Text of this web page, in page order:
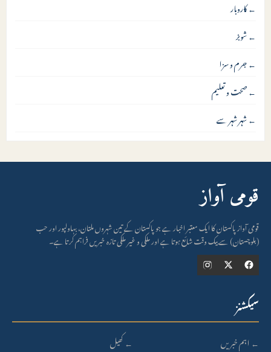
←کاروبار
←شوبز
←جرم و سزا
←صحت و تعلیم
←شہر شہر سے
قومی آواز
قومی آواز پاکستان کا ایک معتبر اخبار ہے جو پاکستان کے تین شہروں ملتان، بہاولپور اور حب
(بلوچستان) سے بیک وقت شائع ہوتا ہے اور ملکی و غیر ملکی تازہ خبریں فراہم کرتا ہے۔
سیکشنز
←اہم خبریں
←کھیل